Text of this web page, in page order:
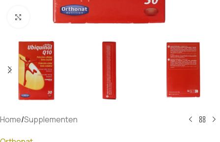
Klik om te vergroten
Home/Supplementen